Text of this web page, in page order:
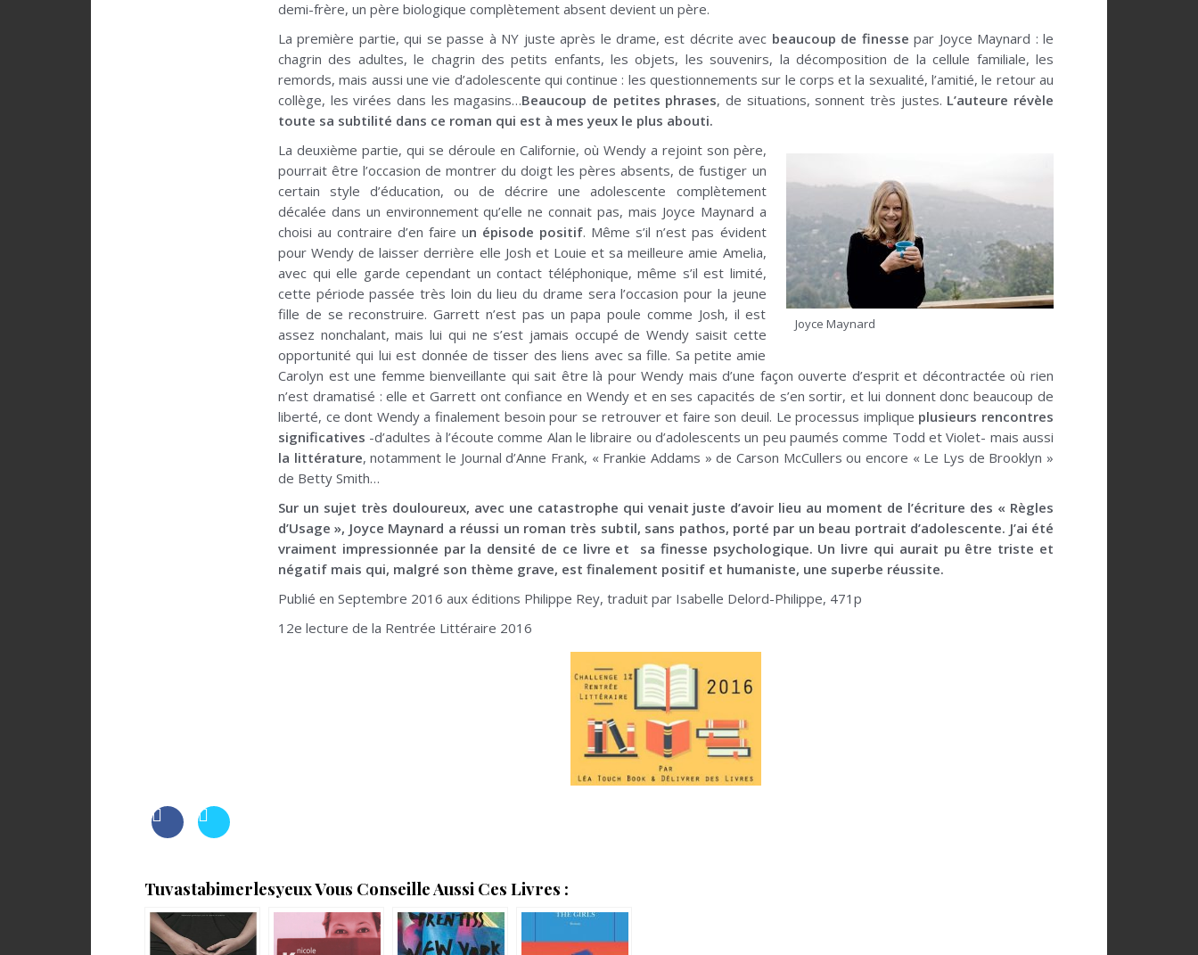
demi-frère, un père biologique complètement absent devient un père.
La première partie, qui se passe à NY juste après le drame, est décrite avec beaucoup de finesse par Joyce Maynard : le
chagrin des adultes, le chagrin des petits enfants, les objets, les souvenirs, la décomposition de la cellule familiale, les
remords, mais aussi une vie d’adolescente qui continue : les questionnements sur le corps et la sexualité, l’amitié, le retour au
collège, les virées dans les magasins…Beaucoup de petites phrases, de situations, sonnent très justes. L’auteure révèle
toute sa subtilité dans ce roman qui est à mes yeux le plus abouti.
Joyce Maynard
La deuxième partie, qui se déroule en Californie, où Wendy a rejoint son père,
pourrait être l’occasion de montrer du doigt les pères absents, de fustiger un
certain style d’éducation, ou de décrire une adolescente complètement
décalée dans un environnement qu’elle ne connait pas, mais Joyce Maynard a
choisi au contraire d’en faire un épisode positif. Même s’il n’est pas évident
pour Wendy de laisser derrière elle Josh et Louie et sa meilleure amie Amelia,
avec qui elle garde cependant un contact téléphonique, même s’il est limité,
cette période passée très loin du lieu du drame sera l’occasion pour la jeune
fille de se reconstruire. Garrett n’est pas un papa poule comme Josh, il est
assez nonchalant, mais lui qui ne s’est jamais occupé de Wendy saisit cette
opportunité qui lui est donnée de tisser des liens avec sa fille. Sa petite amie
Carolyn est une femme bienveillante qui sait être là pour Wendy mais d’une façon ouverte d’esprit et décontractée où rien
n’est dramatisé : elle et Garrett ont confiance en Wendy et en ses capacités de s’en sortir, et lui donnent donc beaucoup de
liberté, ce dont Wendy a finalement besoin pour se retrouver et faire son deuil. Le processus implique plusieurs rencontres
significatives -d’adultes à l’écoute comme Alan le libraire ou d’adolescents un peu paumés comme Todd et Violet- mais aussi
la littérature, notamment le Journal d’Anne Frank, « Frankie Addams » de Carson McCullers ou encore « Le Lys de Brooklyn »
de Betty Smith…
Sur un sujet très douloureux, avec une catastrophe qui venait juste d’avoir lieu au moment de l’écriture des « Règles
d’Usage », Joyce Maynard a réussi un roman très subtil, sans pathos, porté par un beau portrait d’adolescente. J’ai été
vraiment impressionnée par la densité de ce livre et sa finesse psychologique. Un livre qui aurait pu être triste et
négatif mais qui, malgré son thème grave, est finalement positif et humaniste, une superbe réussite.
Publié en Septembre 2016 aux éditions Philippe Rey, traduit par Isabelle Delord-Philippe, 471p
12e lecture de la Rentrée Littéraire 2016
Tuvastabimerlesyeux Vous Conseille Aussi Ces Livres :